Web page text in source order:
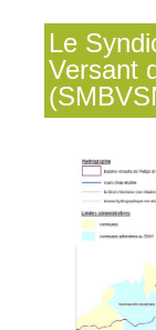
Le
Versant